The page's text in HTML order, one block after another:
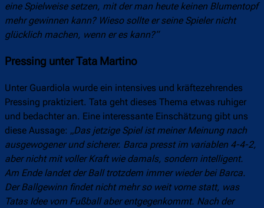
eine Spielweise setzen, mit der man heute keinen Blumentopf
mehr gewinnen kann? Wieso sollte er seine Spieler nicht
glücklich machen, wenn er es kann?“
Pressing unter Tata Martino
Unter Guardiola wurde ein intensives und kräftezehrendes
Pressing praktiziert. Tata geht dieses Thema etwas ruhiger
und bedachter an. Eine interessante Einschätzung gibt uns
diese Aussage: „Das jetzige Spiel ist meiner Meinung nach
ausgewogener und sicherer. Barca presst im variablen 4-4-2,
aber nicht mit voller Kraft wie damals, sondern intelligent.
Am Ende landet der Ball trotzdem immer wieder bei Barca.
Der Ballgewinn findet nicht mehr so weit vorne statt, was
Tatas Idee vom Fußball aber entgegenkommt. Nach der